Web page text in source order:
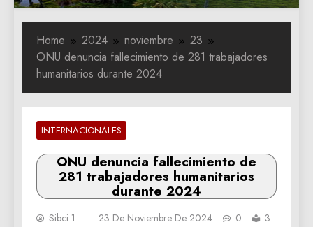
Home 2024 noviembre
23
ONU denuncia fallecimiento de 281 trabajadores
humanitarios durante 2024
INTERNACIONALES
ONU denuncia fallecimiento de
281 trabajadores humanitarios
durante 2024
Sibci 1 23 De Noviembre De 2024 0
3